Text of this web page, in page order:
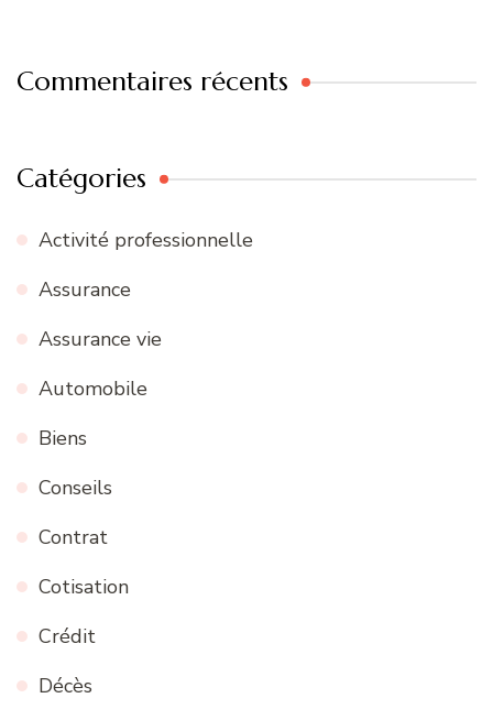
Commentaires récents
Catégories
Activité professionnelle
Assurance
Assurance vie
Automobile
Biens
Conseils
Contrat
Cotisation
Crédit
Décès